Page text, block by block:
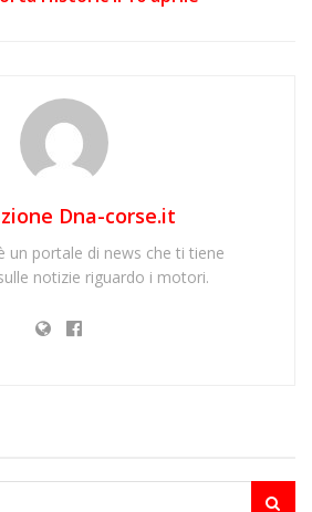
Dna-corse.it
un portale di news che ti tiene
notizie riguardo i motori.